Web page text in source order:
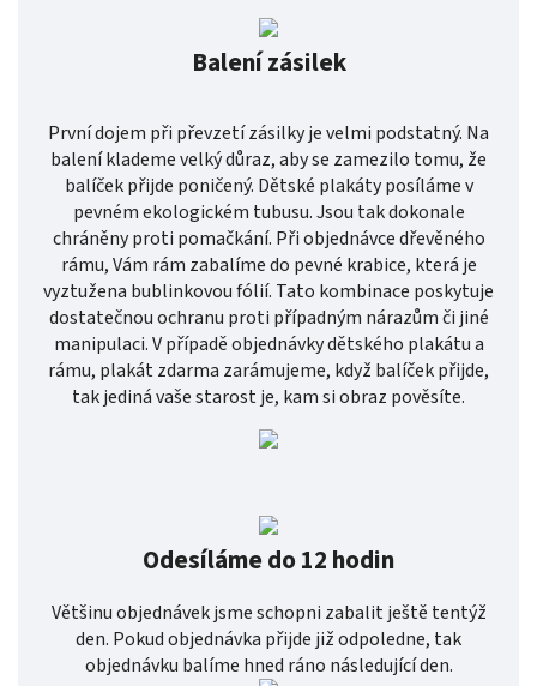
Balení zásilek
První dojem při převzetí zásilky je velmi podstatný. Na
balení klademe velký důraz, aby se zamezilo tomu, že
balíček přijde poničený. Dětské plakáty posíláme v
pevném ekologickém tubusu. Jsou tak dokonale
chráněny proti pomačkání. Při objednávce dřevěného
rámu, Vám rám zabalíme do pevné krabice, která je
vyztužena bublinkovou fólií. Tato kombinace poskytuje
dostatečnou ochranu proti případným nárazům či jiné
manipulaci. V případě objednávky dětského plakátu a
rámu, plakát zdarma zarámujeme, když balíček přijde,
tak jediná vaše starost je, kam si obraz pověsíte.
Odesíláme do 12 hodin
Většinu objednávek jsme schopni zabalit ještě tentýž
den. Pokud objednávka přijde již odpoledne, tak
objednávku balíme hned ráno následující den.